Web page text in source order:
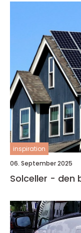
inspiration
06. September 2025
Solceller -